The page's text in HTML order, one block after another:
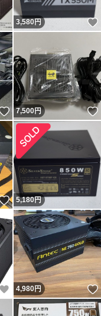
3,580円
いいね！
7,500円
いいね！
5,180円
いいね！
4,980円